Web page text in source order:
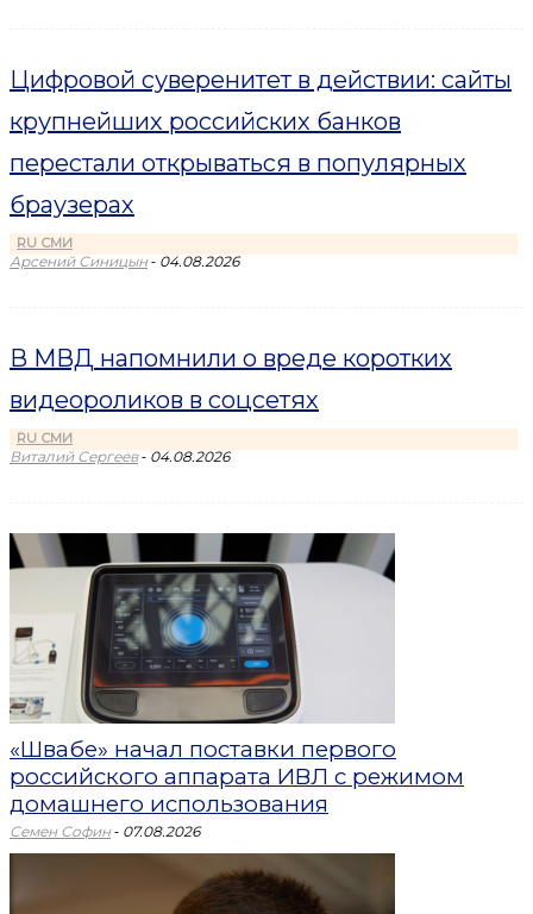
Цифровой суверенитет в действии: сайты
крупнейших российских банков
перестали открываться в популярных
браузерах
RU СМИ
Арсений Синицын - 04.08.2026
В МВД напомнили о вреде коротких
видеороликов в соцсетях
RU СМИ
Виталий Сергеев - 04.08.2026
«Швабе» начал поставки первого
российского аппарата ИВЛ с режимом
домашнего использования
Семен Софин - 07.08.2026